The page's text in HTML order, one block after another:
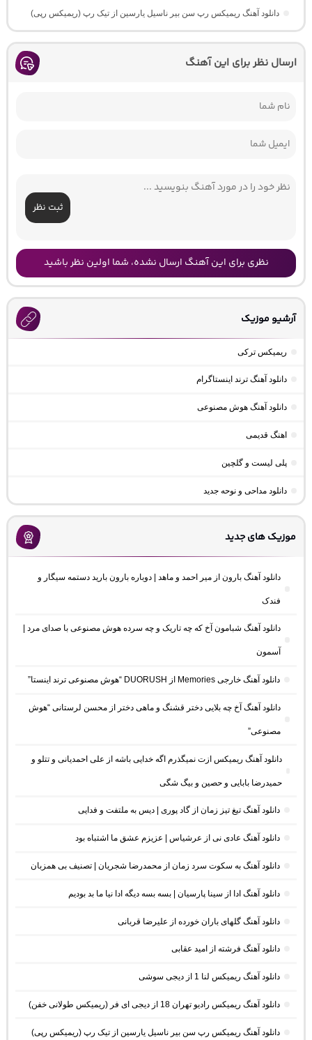
دانلود آهنگ ریمیکس رپ سن بیر ناسیل یارسین از تیک رپ (ریمیکس رپی)
ارسال نظر برای این آهنگ
ثبت نظر
نظری برای این آهنگ ارسال نشده، شما اولین نظر باشید
آرشیو موزیک
ریمیکس ترکی
دانلود آهنگ ترند اینستاگرام
دانلود آهنگ هوش مصنوعی
اهنگ قدیمی
پلی لیست و گلچین
دانلود مداحی و نوحه جدید
موزیک های جدید
دانلود آهنگ بارون از میر احمد و ماهد | دوباره بارون بارید دستمه سیگار و
فندک
دانلود آهنگ شبامون آخ که چه تاریک و چه سرده هوش مصنوعی با صدای مرد |
آسمون
دانلود آهنگ خارجی Memories از DUORUSH “هوش مصنوعی ترند اینستا”
دانلود آهنگ آخ چه بلایی دختر قشنگ و ماهی دختر از محسن لرستانی “هوش
مصنوعی”
دانلود آهنگ ریمیکس ازت نمیگذرم اگه خدایی باشه از علی احمدیانی و تتلو و
حمیدرضا بابایی و حصین و بیگ شگی
دانلود آهنگ تیغ تیز زمان از گاد پوری | دیس به ملتفت و فدایی
دانلود آهنگ عادی نی از عرشیاس | عزیزم عشق ما اشتباه بود
دانلود آهنگ به سکوت سرد زمان از محمدرضا شجریان | تصنیف بی همزبان
دانلود آهنگ ادا از سینا پارسیان | بسه بسه دیگه ادا نیا ما بد بودیم
دانلود آهنگ گلهای باران خورده از علیرضا قربانی
دانلود آهنگ فرشته از امید عقابی
دانلود آهنگ ریمیکس لنا 1 از دیجی سوشی
دانلود آهنگ ریمیکس رادیو تهران 18 از دیجی ای فر (ریمیکس طولانی خفن)
دانلود آهنگ ریمیکس رپ سن بیر ناسیل یارسین از تیک رپ (ریمیکس رپی)